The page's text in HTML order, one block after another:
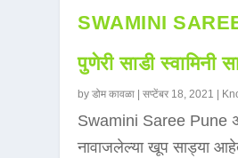
SWAMINI
पुणेरी साडी स्वामिनी
byडोम कावळा |सप्टेंबर 18, 2021
Swamini Saree Pune
नावाजलेल्या खूप साड्या